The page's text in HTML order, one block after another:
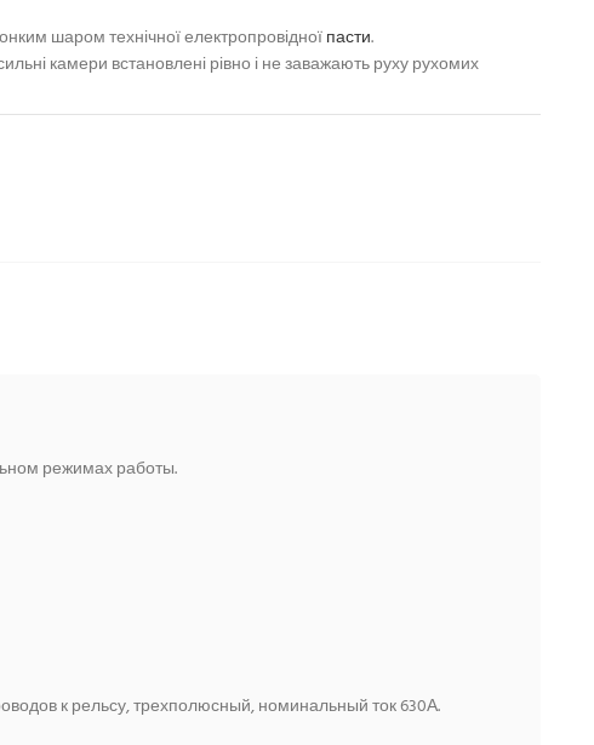
шаром технічної електропровідноїпасти.
камери встановлені рівно і не заважають руху рухомих
режимах работы.
к рельсу, трехполюсный, номинальный ток 630А.